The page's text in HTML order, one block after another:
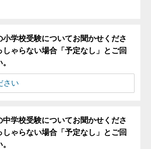
小学校受験についてお聞かせくださ
しゃらない場合「予定なし」とご回
中学校受験についてお聞かせくださ
しゃらない場合「予定なし」とご回